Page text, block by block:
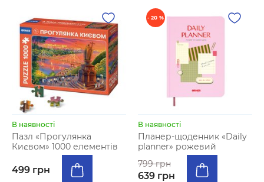
В наявності
Пазл «Прогулянка
Києвом» 1000 елементів
499 грн
- 20 %
В наявності
Планер-щоденник «Daily
planner» рожевий
799 грн
639 грн